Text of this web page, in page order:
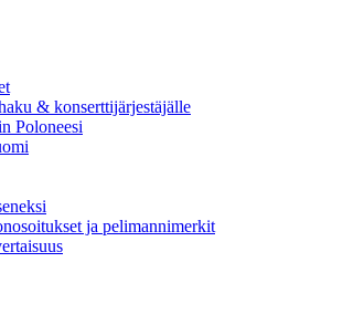
& konserttijärjestäjälle
Poloneesi
ja pelimannimerkit